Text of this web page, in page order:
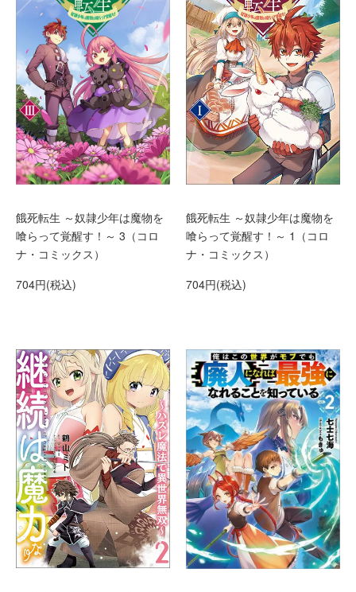
餓死転生 ～奴隷少年は魔物を
喰らって覚醒す！～ 3（コロ
ナ・コミックス）
704円(税込)
餓死転生 ～奴隷少年は魔物を
喰らって覚醒す！～ 1（コロ
ナ・コミックス）
704円(税込)